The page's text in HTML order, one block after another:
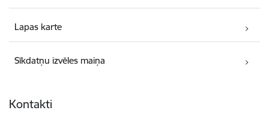
Lapas karte
Sīkdatņu izvēles maiņa
Kontakti